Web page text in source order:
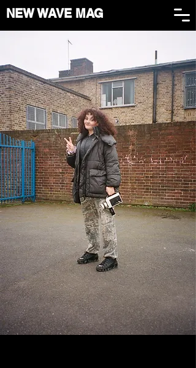
NEW WAVE MAG